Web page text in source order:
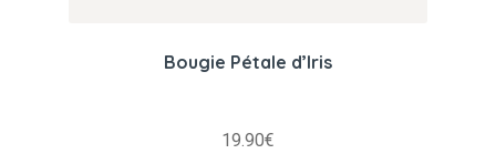
Bougie Pétale d’Iris
19.90€